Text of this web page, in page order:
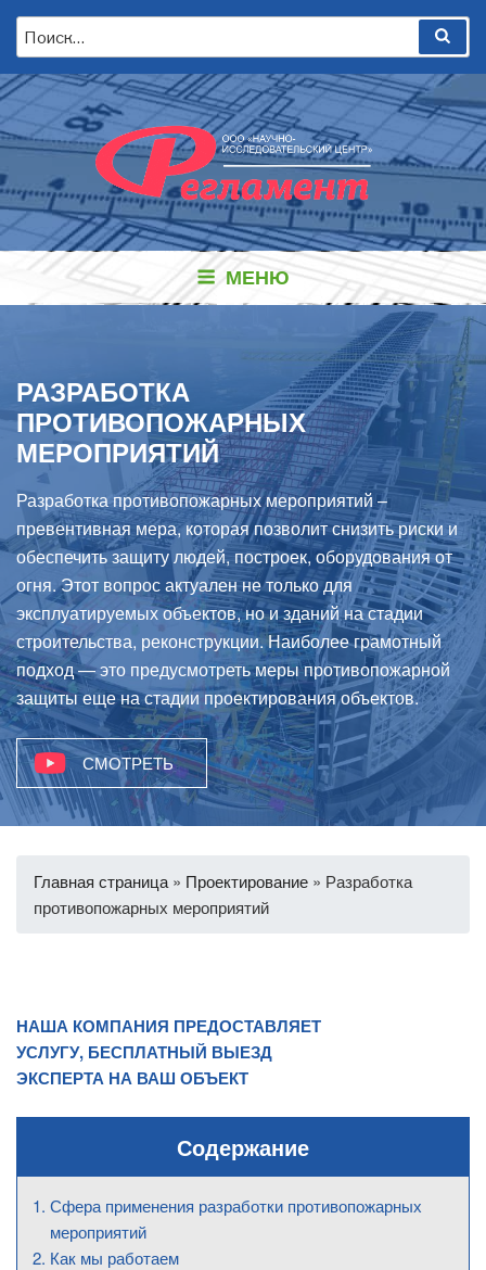
Перейти
содержимому
Искать:
МЕНЮ
РАЗРАБОТКА
ПРОТИВОПОЖАРНЫХ
МЕРОПРИЯТИЙ
Разработка противопожарных мероприятий –
превентивная мера, которая позволит снизить риски и
обеспечить защиту людей, построек, оборудования от
огня. Этот вопрос актуален не только для
эксплуатируемых объектов, но и зданий на стадии
строительства, реконструкции. Наиболее грамотный
подход — это предусмотреть меры противопожарной
защиты еще на стадии проектирования объектов.
СМОТРЕТЬ
Главная страница » Проектирование » Разработка
противопожарных мероприятий
НАША КОМПАНИЯ ПРЕДОСТАВЛЯЕТ
УСЛУГУ, БЕСПЛАТНЫЙ ВЫЕЗД
ЭКСПЕРТА НА ВАШ ОБЪЕКТ
Содержание
Сфера применения разработки противопожарных
мероприятий
Как мы работаем